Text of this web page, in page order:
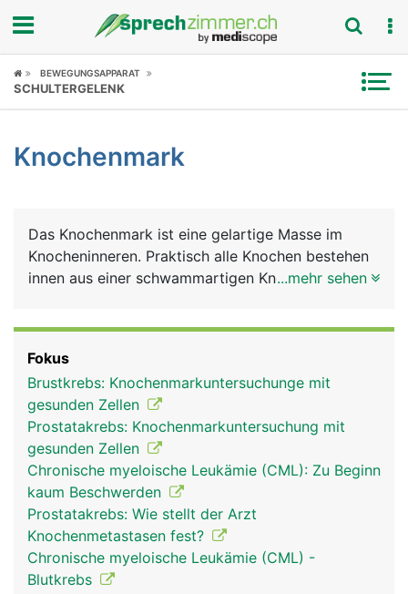
Fokus
Symptome
News
Rubriken
BEWEGUNGSAPPARAT
SCHULTERGELENK
Knochenmark
Das Knochenmark ist eine gelartige Masse im
Knocheninneren. Praktisch alle Knochen bestehen
innen aus einer schwammartigen Knochenstruktur,
Blutzellen gebildet, die wichtige Aufgaben erfüllen.
Diese umfassen die roten Blutkörperchen
(Erythrozyten) zum Sauerstofftransport im Blut,
die weissen Blutkörperchen (Leukozyten) zur
Abwehr von Infektionen und die Blutplättchen
(Thrombozyten) zur Blutstillung. Im Knochenmark
wird ausserdem ein Teil des Blutes als "Reserve"
gespeichert. Bei einer Verletzung mit schnellem
Blutverlust können diese Blutreserven
herangezogen werden. Knochenmark ist nicht zu
verwechseln mit dem Rückenmark in der
...mehr sehen
Fokus
Brustkrebs: Knochenmarkuntersuchunge mit
gesunden Zellen
Prostatakrebs: Knochenmarkuntersuchung mit
gesunden Zellen
Chronische myeloische Leukämie (CML): Zu Beginn
kaum Beschwerden
Prostatakrebs: Wie stellt der Arzt
Knochenmetastasen fest?
Chronische myeloische Leukämie (CML) -
Blutkrebs